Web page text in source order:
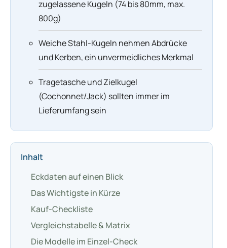
zugelassene Kugeln (74 bis 80mm, max.
800g)
Weiche Stahl-Kugeln nehmen Abdrücke
und Kerben, ein unvermeidliches Merkmal
Tragetasche und Zielkugel
(Cochonnet/Jack) sollten immer im
Lieferumfang sein
Inhalt
Eckdaten auf einen Blick
Das Wichtigste in Kürze
Kauf-Checkliste
Vergleichstabelle & Matrix
Die Modelle im Einzel-Check